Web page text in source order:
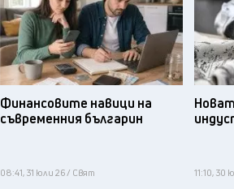
Финансовите навици на
съвременния българин
08:41, 31 юли 26 / Свят 11:10, 30